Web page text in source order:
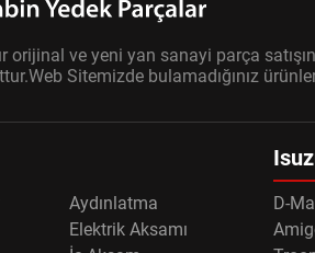
ve yeni yan sanayi parça
Sitemizde bulamadığınız
Aydınlatma
Elektrik Aksamı
D-